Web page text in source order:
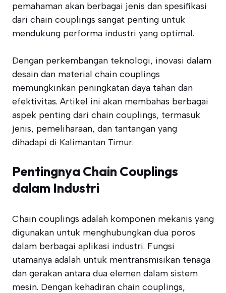
pemahaman akan berbagai jenis dan spesifikasi
dari chain couplings sangat penting untuk
mendukung performa industri yang optimal.
Dengan perkembangan teknologi, inovasi dalam
desain dan material chain couplings
memungkinkan peningkatan daya tahan dan
efektivitas. Artikel ini akan membahas berbagai
aspek penting dari chain couplings, termasuk
jenis, pemeliharaan, dan tantangan yang
dihadapi di Kalimantan Timur.
Pentingnya Chain Couplings
dalam Industri
Chain couplings adalah komponen mekanis yang
digunakan untuk menghubungkan dua poros
dalam berbagai aplikasi industri. Fungsi
utamanya adalah untuk mentransmisikan tenaga
dan gerakan antara dua elemen dalam sistem
mesin. Dengan kehadiran chain couplings,